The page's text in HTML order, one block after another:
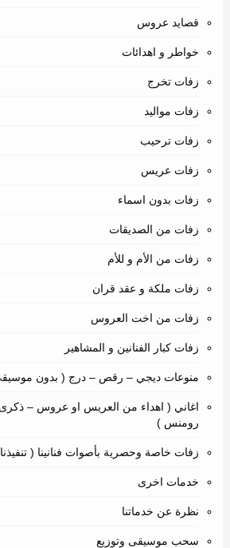
قصايد عروس
خواطر و اهدائات
زفات تخرج
زفات مواليد
زفات ترحيب
زفات عريس
زفات بدون اسماء
زفات من الصديقات
زفات من الأم و للأم
زفات ملكة و عقد قران
زفات من اخت العروس
زفات كبار الفنانين و المشاهير
منوعات ديجي – رقص – درج ( بدون
اغاني ( اهداء من العريس او عروس –
رومنس )
زفات خاصة وحصرية بأصوات فنانينا (
خدمات اخرى
نظرة عن خدماتنا
سحب موسيقى وتوزيع